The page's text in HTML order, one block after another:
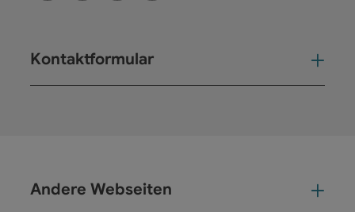
Kontaktformular
Andere Webseiten